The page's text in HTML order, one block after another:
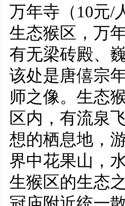
万年寺（10元/
生态猴区，万
有无梁砖殿、
该处是唐僖宗
师之像。生态
区内，有流泉
想的栖息地，
界中花果山，
生猴区的生态